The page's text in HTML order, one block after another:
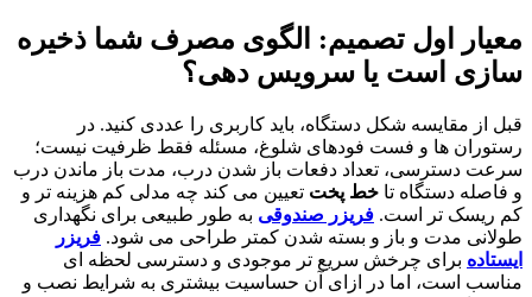
معیار اول تصمیم: الگوی مصرف شما ذخیره
سازی است یا سرویس دهی؟
قبل از مقایسه شکل دستگاه، باید کاربری را عددی کنید. در
رستوران ها و فست فودهای شلوغ، مسئله فقط ظرفیت نیست؛
سرعت دسترسی، تعداد دفعات باز شدن درب، مدت باز ماندن درب
و فاصله دستگاه تا خط پخت تعیین می کند چه مدلی کم هزینه تر و
کم ریسک تر است. فریزر صندوقی به طور طبیعی برای نگهداری
طولانی مدت و باز و بسته شدن کمتر طراحی می شود. فریزر
ایستاده برای چرخش سریع تر موجودی و دسترسی لحظه ای
مناسب است، اما در ازای آن حساسیت بیشتری به شرایط نصب و